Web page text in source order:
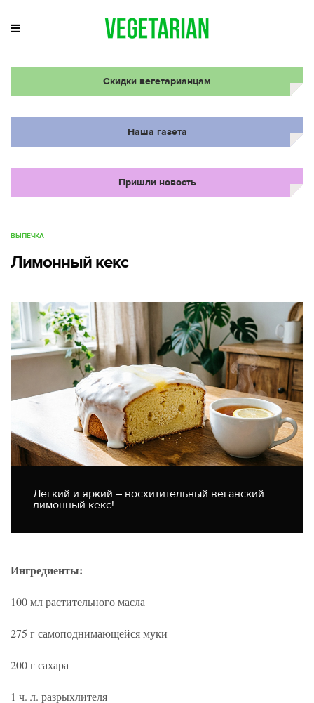
Скидки вегетарианцам
Наша газета
Пришли новость
ВЫПЕЧКА
Лимонный кекс
Легкий и яркий – восхитительный веганский
лимонный кекс!
Ингредиенты:
100 мл растительного масла
275 г самоподнимающейся муки
200 г сахара
1 ч. л. разрыхлителя